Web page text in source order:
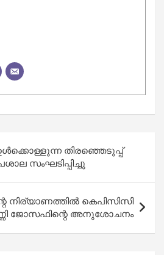
തിരഞ്ഞെടുപ്പ്
സംഘടിപ്പിച്ചു
നിര്യാണത്തില്‍ കെപിസിസി
ജോസഫിന്റെ അനുശോചനം